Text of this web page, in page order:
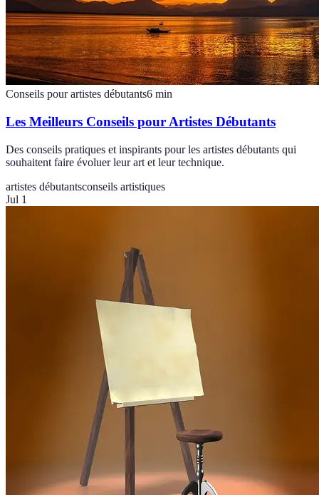
Conseils pour artistes débutants6 min
Les Meilleurs Conseils pour Artistes Débutants
Des conseils pratiques et inspirants pour les artistes débutants qui
souhaitent faire évoluer leur art et leur technique.
artistes débutantsconseils artistiques
Jul 1